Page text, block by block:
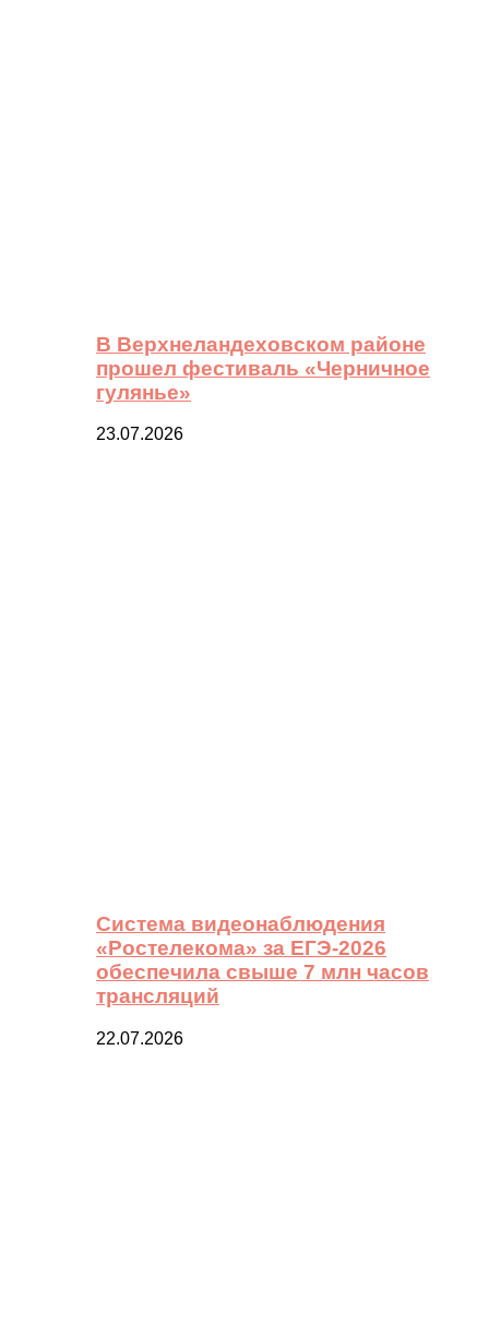
В Верхнеландеховском районе
прошел фестиваль «Черничное
гулянье»
23.07.2026
Система видеонаблюдения
«Ростелекома» за ЕГЭ-2026
обеспечила свыше 7 млн часов
трансляций
22.07.2026